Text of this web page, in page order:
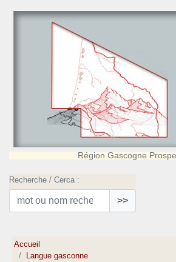
Région Gascogne
Recherche / Cerca :
>>
Accueil
Langue gasconne